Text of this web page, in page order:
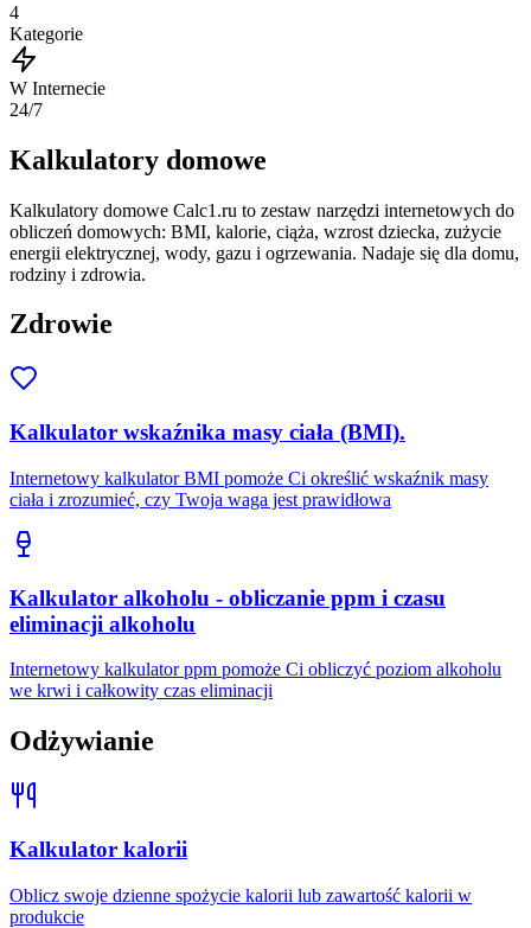
4
Kategorie
W Internecie
24/7
Kalkulatory domowe
Kalkulatory domowe Calc1.ru to zestaw narzędzi internetowych do
obliczeń domowych: BMI, kalorie, ciąża, wzrost dziecka, zużycie
energii elektrycznej, wody, gazu i ogrzewania. Nadaje się dla domu,
rodziny i zdrowia.
Zdrowie
Kalkulator wskaźnika masy ciała (BMI).
Internetowy kalkulator BMI pomoże Ci określić wskaźnik masy
ciała i zrozumieć, czy Twoja waga jest prawidłowa
Kalkulator alkoholu - obliczanie ppm i czasu
eliminacji alkoholu
Internetowy kalkulator ppm pomoże Ci obliczyć poziom alkoholu
we krwi i całkowity czas eliminacji
Odżywianie
Kalkulator kalorii
Oblicz swoje dzienne spożycie kalorii lub zawartość kalorii w
produkcie